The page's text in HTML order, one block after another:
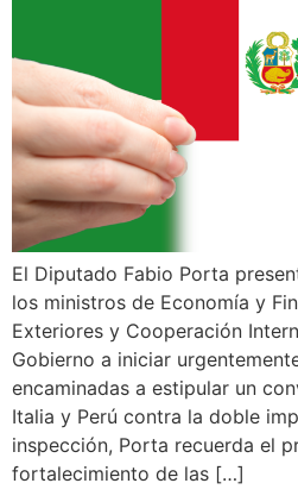
El Diputado Fabio Porta
los ministros de Economía y
Exteriores y Cooperación
Gobierno a iniciar
encaminadas a estipular un
Italia y Perú contra la doble
inspección, Porta recuerda el
fortalecimiento de las […]